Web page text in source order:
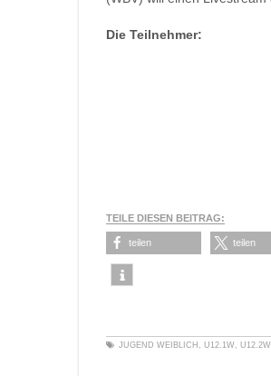
Die Teilnehmer:
TEILE DIESEN BEITRAG:
teilen teilen
JUGEND WEIBLICH , U12.1W, U12.2W